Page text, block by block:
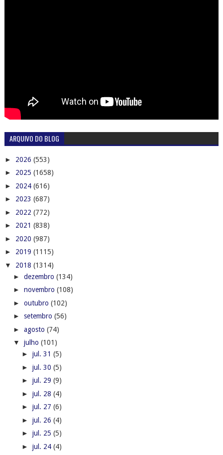
ARQUIVO DO BLOG
► 2026 (553)
► 2025 (1658)
► 2024 (616)
► 2023 (687)
► 2022 (772)
► 2021 (838)
► 2020 (987)
► 2019 (1115)
▼ 2018 (1314)
► dezembro (134)
► novembro (108)
► outubro (102)
► setembro (56)
► agosto (74)
▼ julho (101)
► jul. 31 (5)
► jul. 30 (5)
► jul. 29 (9)
► jul. 28 (4)
► jul. 27 (6)
► jul. 26 (4)
► jul. 25 (5)
► jul. 24 (4)